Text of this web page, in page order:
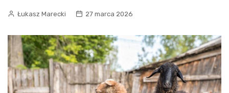
Łukasz Marecki 27 marca 2026